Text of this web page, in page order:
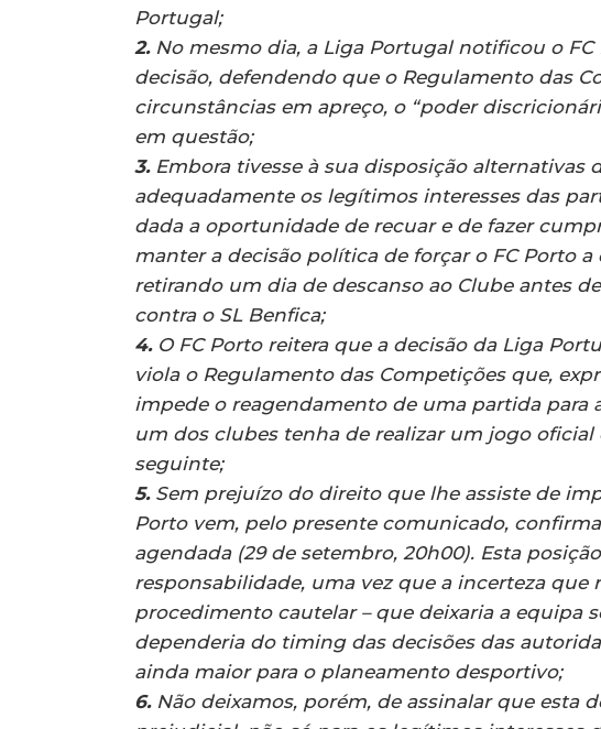
Portugal;
2. No mesmo dia, a Liga Portugal notificou o
decisão, defendendo que o Regulamento das
circunstâncias em apreço, o “poder
em questão;
3. Embora tivesse à sua disposição
adequadamente os legítimos interesses das
dada a oportunidade de recuar e de fazer
manter a decisão política de forçar o FC Porto
retirando um dia de descanso ao Clube antes
contra o SL Benfica;
4. O FC Porto reitera que a decisão da Liga
viola o Regulamento das Competições que,
impede o reagendamento de uma partida para
um dos clubes tenha de realizar um jogo oficial
seguinte;
5. Sem prejuízo do direito que lhe assiste de
Porto vem, pelo presente comunicado,
agendada (29 de setembro, 20h00). Esta
responsabilidade, uma vez que a incerteza que
procedimento cautelar – que deixaria a equipa
dependeria do timing das decisões das
ainda maior para o planeamento desportivo;
6. Não deixamos, porém, de assinalar que esta